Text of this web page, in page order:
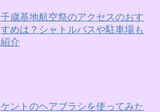
千歳基地航空祭のアクセスのおす
すめは？シャトルバスや駐車場も
紹介
ケントのヘアブラシを使ってみた